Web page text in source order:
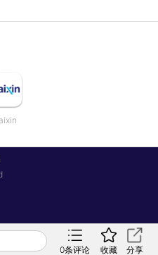
公司基本面来看，截至
家上市公司披露了
家公司实现营收和净利
。科创板表现尤为突
主要股票市场对比来
幅低于世界其他主要股
0条评论 收藏 分享